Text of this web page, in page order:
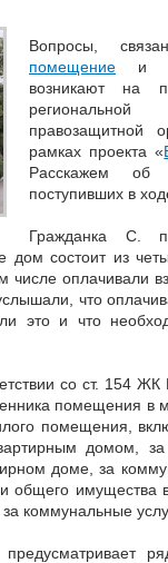
Вопросы,
помещение и
возникают на
правозащитной
рамках проекта «
Расскажем об
поступивших в
Гражданка С.
дом состоит из
числе оплачивали
что
это и что
со ст. 154
помещения в
помещения,
домом,
доме, за
общего имущества
коммунальные
предусматривает